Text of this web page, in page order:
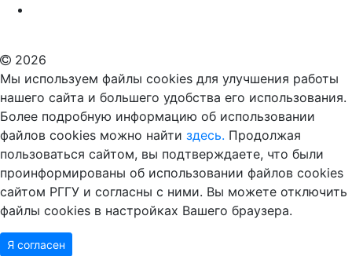
2026
Мы используем файлы cookies для улучшения работы
нашего сайта и большего удобства его использования.
Более подробную информацию об использовании
файлов cookies можно найти здесь. Продолжая
пользоваться сайтом, вы подтверждаете, что были
проинформированы об использовании файлов cookies
сайтом РГГУ и согласны с ними. Вы можете отключить
файлы cookies в настройках Вашего браузера.
Я согласен